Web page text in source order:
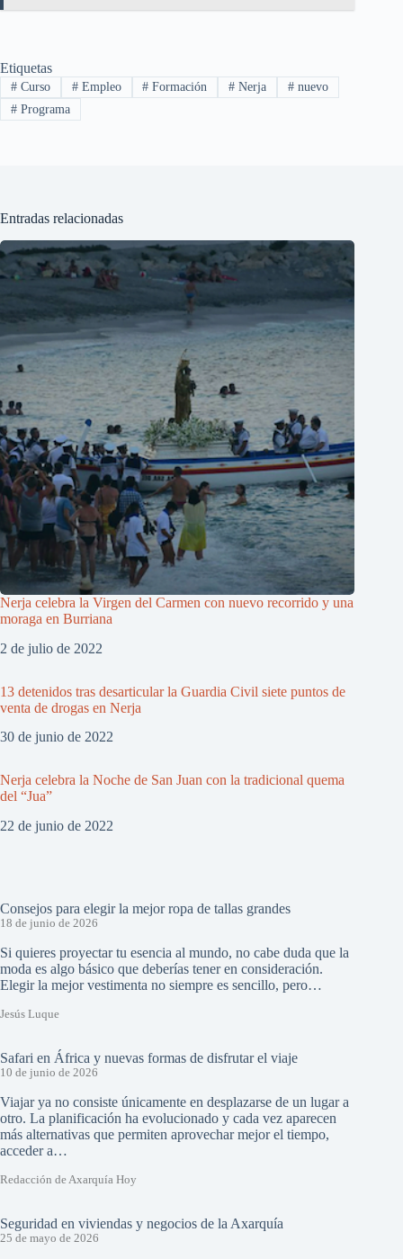
Etiquetas
#Curso #Empleo # Formación # Nerja # nuevo
#Programa
Entradas relacionadas
Nerja celebra la Virgen del Carmen con nuevo recorrido y una
moraga en Burriana
2 de julio de 2022
13 detenidos tras desarticular la Guardia Civil siete puntos de
venta de drogas en Nerja
30 de junio de 2022
Nerja celebra la Noche de San Juan con la tradicional quema
del “Jua”
22 de junio de 2022
Consejos para elegir la mejor ropa de tallas grandes
18 de junio de 2026
Si quieres proyectar tu esencia al mundo, no cabe duda que la
moda es algo básico que deberías tener en consideración.
Elegir la mejor vestimenta no siempre es sencillo, pero…
Jesús Luque
Safari en África y nuevas formas de disfrutar el viaje
10 de junio de 2026
Viajar ya no consiste únicamente en desplazarse de un lugar a
otro. La planificación ha evolucionado y cada vez aparecen
más alternativas que permiten aprovechar mejor el tiempo,
acceder a…
Redacción de Axarquía Hoy
Seguridad en viviendas y negocios de la Axarquía
25 de mayo de 2026